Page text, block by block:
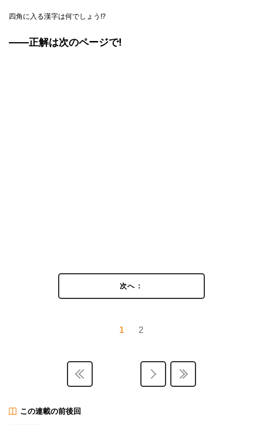
四角に入る漢字は何でしょう!?
――正解は次のページで!
次へ：
1 2
この連載の前後回